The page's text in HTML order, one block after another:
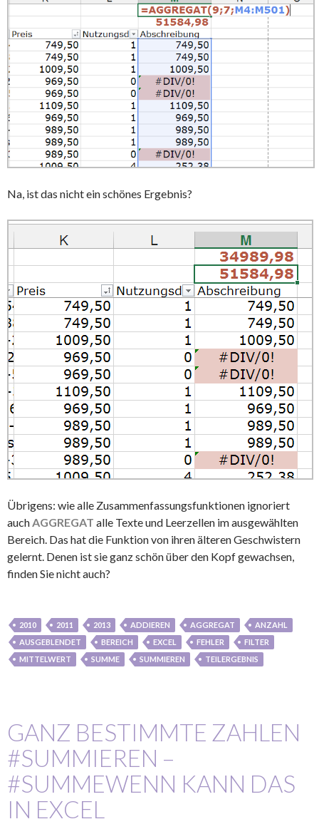
Na, ist das nicht ein schönes Ergebnis?
Übrigens: wie alle Zusammenfassungsfunktionen ignoriert
auch AGGREGAT alle Texte und Leerzellen im ausgewählten
Bereich. Das hat die Funktion von ihren älteren Geschwistern
gelernt. Denen ist sie ganz schön über den Kopf gewachsen,
finden Sie nicht auch?
2010 2011 2013 ADDIEREN AGGREGAT
ANZAHL
AUSGEBLENDET
BEREICH EXCEL FEHLER
FILTER
MITTELWERT
SUMME SUMMIEREN TEILERGEBNIS
GANZ BESTIMMTE ZAHLEN
#SUMMIEREN –
#SUMMEWENN KANN DAS
IN EXCEL